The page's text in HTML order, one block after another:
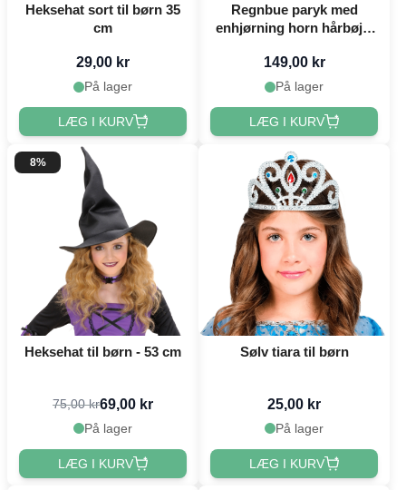
Heksehat sort til børn 35
cm
29,00 kr
På lager
LÆG I KURV
Regnbue paryk med
enhjørning horn hårbøjle
149,00 kr
På lager
LÆG I KURV
8%
Heksehat til børn - 53 cm
75,00 kr69,00 kr
På lager
LÆG I KURV
Sølv tiara til børn
25,00 kr
På lager
LÆG I KURV